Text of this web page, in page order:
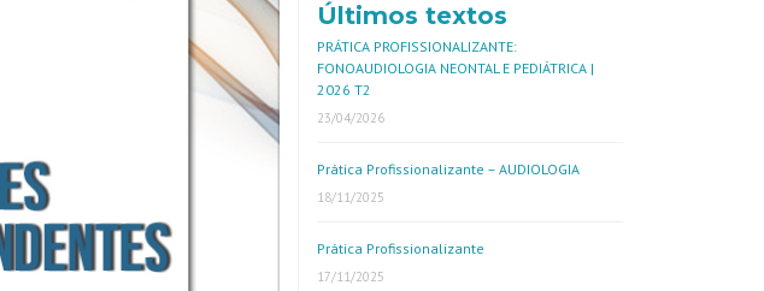
Últimos textos
PRÁTICA PROFISSIONALIZANTE:
FONOAUDIOLOGIA NEONTAL E PEDIÁTRICA |
2026 T2
23/04/2026
Prática Profissionalizante – AUDIOLOGIA
18/11/2025
Prática Profissionalizante
17/11/2025